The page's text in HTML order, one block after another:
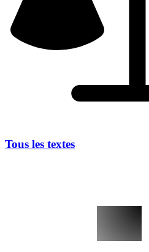
Tous les textes